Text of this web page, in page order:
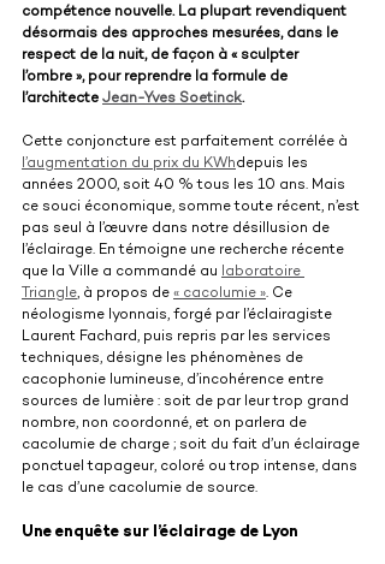
compétence nouvelle. La plupart revendiquent
désormais des approches mesurées, dans le
respect de la nuit, de façon à « sculpter
l’ombre », pour reprendre la formule de
l’architecte Jean-Yves Soetinck.
Cette conjoncture est parfaitement corrélée à
l’augmentation du prix du KWhdepuis les
années 2000, soit 40 % tous les 10 ans. Mais
ce souci économique, somme toute récent, n’est
pas seul à l’œuvre dans notre désillusion de
l’éclairage. En témoigne une recherche récente
que la Ville a commandé au laboratoire
Triangle, à propos de « cacolumie ». Ce
néologisme lyonnais, forgé par l’éclairagiste
Laurent Fachard, puis repris par les services
techniques, désigne les phénomènes de
cacophonie lumineuse, d’incohérence entre
sources de lumière : soit de par leur trop grand
nombre, non coordonné, et on parlera de
cacolumie de charge ; soit du fait d’un éclairage
ponctuel tapageur, coloré ou trop intense, dans
le cas d’une cacolumie de source.
Une enquête sur l’éclairage de Lyon